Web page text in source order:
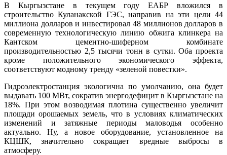
В Кыргызстане в текущем году ЕАБР вложился в
строительство Куланакской ГЭС, направив на эти цели 44
миллиона долларов и инвестировал 48 миллионов долларов в
современную технологическую линию обжига клинкера на
Кантском цементно-шиферном комбинате
производительностью 2,5 тысячи тонн в сутки. Оба проекта
кроме положительного экономического эффекта,
соответствуют модному тренду «зеленой повестки».
Гидроэлектростанция экологична по умолчанию, она будет
выдавать 100 МВт, сократив энергодефицит в Кыргызстане на
18%. При этом возводимая плотина существенно увеличит
площади орошаемых земель, что в условиях климатических
изменений и затяжные периоды маловодья особенно
актуально. Ну, а новое оборудование, установленное на
КЦШК, значительно сокращает вредные выбросы в
атмосферу.